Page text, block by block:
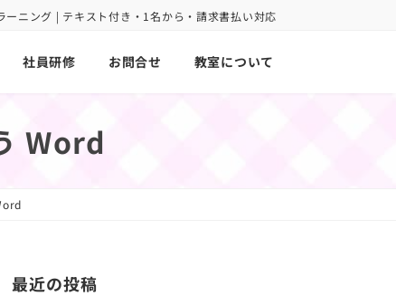
ニング | テキスト付き・1名から・請求書払い対応
社員研修 お問合せ 教室について
Word
最近の投稿